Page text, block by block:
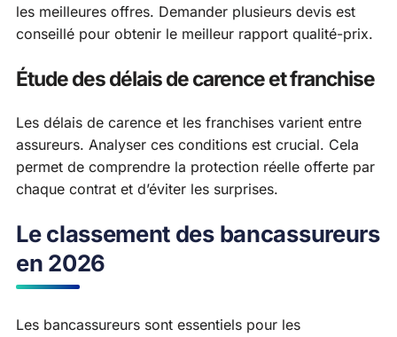
les meilleures offres. Demander plusieurs devis est
conseillé pour obtenir le meilleur rapport qualité-prix.
Étude des délais de carence et franchise
Les délais de carence et les franchises varient entre
assureurs. Analyser ces conditions est crucial. Cela
permet de comprendre la protection réelle offerte par
chaque contrat et d’éviter les surprises.
Le classement des bancassureurs
en 2026
Les bancassureurs sont essentiels pour les